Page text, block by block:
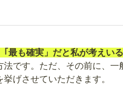
｢最も確実」だと私が考えいる
です。ただ、その前に、一
げさせていただきます。